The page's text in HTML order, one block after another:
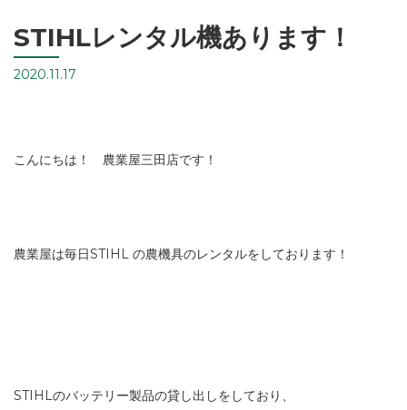
STIHLレンタル機あります！
2020.11.17
こんにちは！ 農業屋三田店です！
農業屋は毎日STIHL の農機具のレンタルをしております！
STIHLのバッテリー製品の貸し出しをしており、